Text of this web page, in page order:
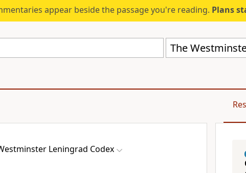
appear beside the passage you're reading. Plans
The
Leningrad Codex